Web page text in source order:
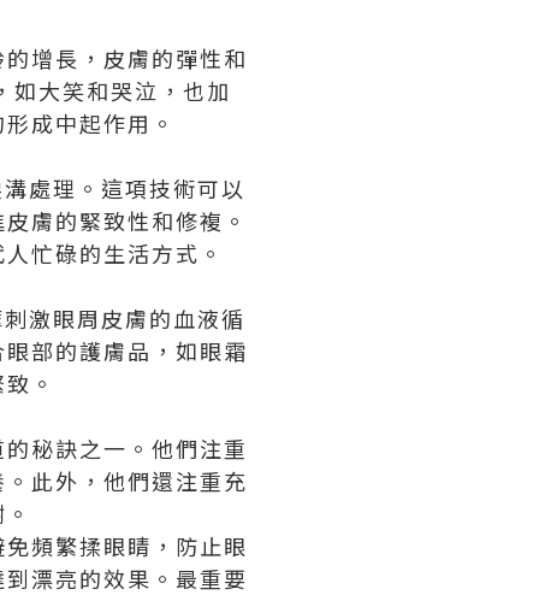
增長，皮膚的彈性和
如大笑和哭泣，也加
成中起作用。
處理。這項技術可以
膚的緊致性和修複。
忙碌的生活方式。
激眼周皮膚的血液循
部的護膚品，如眼霜
。
秘訣之一。他們注重
此外，他們還注重充
頻繁揉眼睛，防止眼
漂亮的效果。最重要